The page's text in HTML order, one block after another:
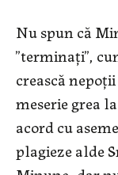
Nu spun că
”terminați”,
crească
meserie grea
acord cu
plagieze alde